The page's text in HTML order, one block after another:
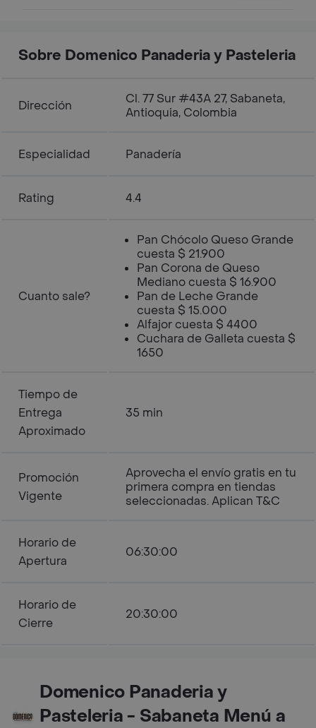
experiencia como recién salida del
Sobre Domenico Panaderia y Pasteleria
Dirección
Cl. 77 Sur #43A 27, Sabaneta,
Antioquia, Colombia
Especialidad Panadería
Rating 4.4
Cuanto sale?
Pan Chócolo Queso Grande
cuesta $ 21.900
Pan Corona de Queso
Mediano cuesta $ 16.900
Pan de Leche Grande
cuesta $ 15.000
Alfajor cuesta $ 4400
Cuchara de Galleta cuesta $
1650
Tiempo de
Entrega
Aproximado
35 min
Promoción
Vigente
Aprovecha el envío gratis en tu
primera compra en tiendas
seleccionadas. Aplican T&C
Horario de
Apertura
06:30:00
Horario de
Cierre
20:30:00
Domenico Panaderia y
Pasteleria - Sabaneta Menú a